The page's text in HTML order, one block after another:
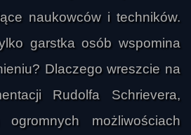
naukowców i techników.
garstka osób wspomina
Dlaczego wreszcie na
Rudolfa Schrievera,
możliwościach